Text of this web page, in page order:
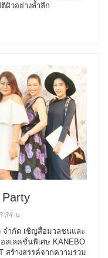
ผิวอย่างล้ำลึก
Party
น.
จำกัด เชิญสื่อมวลชนและ
ลเลคชั่นพิเศษ KANEBO
สร้างสรรค์จากความร่วม